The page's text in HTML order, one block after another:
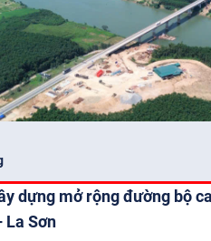
dựng mở rộng đường bộ
La Sơn